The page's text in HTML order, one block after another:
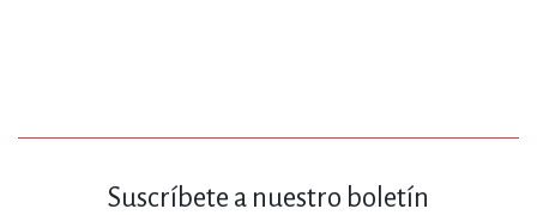
Suscríbete a nuestro boletín